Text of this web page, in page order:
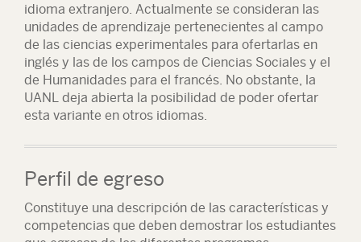
idioma extranjero. Actualmente se consideran las
unidades de aprendizaje pertenecientes al campo
de las ciencias experimentales para ofertarlas en
inglés y las de los campos de Ciencias Sociales y el
de Humanidades para el francés. No obstante, la
UANL deja abierta la posibilidad de poder ofertar
esta variante en otros idiomas.
Perfil de egreso
Constituye una descripción de las características y
competencias que deben demostrar los estudiantes